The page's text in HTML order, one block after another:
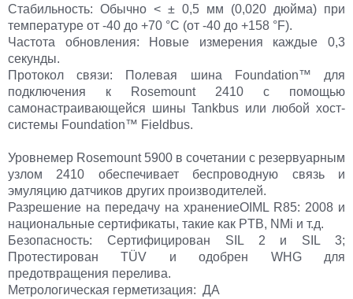
Стабильность: Обычно < ± 0,5 мм (0,020 дюйма) при
температуре от -40 до +70 °C (от -40 до +158 °F).
Частота обновления: Новые измерения каждые 0,3
секунды.
Протокол связи: Полевая шина Foundation™ для
подключения к Rosemount 2410 с помощью
самонастраивающейся шины Tankbus или любой хост-
системы Foundation™ Fieldbus.
Уровнемер Rosemount 5900 в сочетании с резервуарным
узлом 2410 обеспечивает беспроводную связь и
эмуляцию датчиков других производителей.
Разрешение на передачу на хранениеOIML R85: 2008 и
национальные сертификаты, такие как PTB, NMi и т.д.
Безопасность: Сертифицирован SIL 2 и SIL 3;
Протестирован TÜV и одобрен WHG для
предотвращения перелива.
Метрологическая герметизация: ДА